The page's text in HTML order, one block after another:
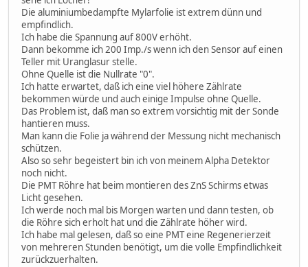
Die aluminiumbedampfte Mylarfolie ist extrem dünn und
empfindlich.
Ich habe die Spannung auf 800V erhöht.
Dann bekomme ich 200 Imp./s wenn ich den Sensor auf einen
Teller mit Uranglasur stelle.
Ohne Quelle ist die Nullrate "0".
Ich hatte erwartet, daß ich eine viel höhere Zählrate
bekommen würde und auch einige Impulse ohne Quelle.
Das Problem ist, daß man so extrem vorsichtig mit der Sonde
hantieren muss.
Man kann die Folie ja während der Messung nicht mechanisch
schützen.
Also so sehr begeistert bin ich von meinem Alpha Detektor
noch nicht.
Die PMT Röhre hat beim montieren des ZnS Schirms etwas
Licht gesehen.
Ich werde noch mal bis Morgen warten und dann testen, ob
die Röhre sich erholt hat und die Zählrate höher wird.
Ich habe mal gelesen, daß so eine PMT eine Regenerierzeit
von mehreren Stunden benötigt, um die volle Empfindlichkeit
zurückzuerhalten.